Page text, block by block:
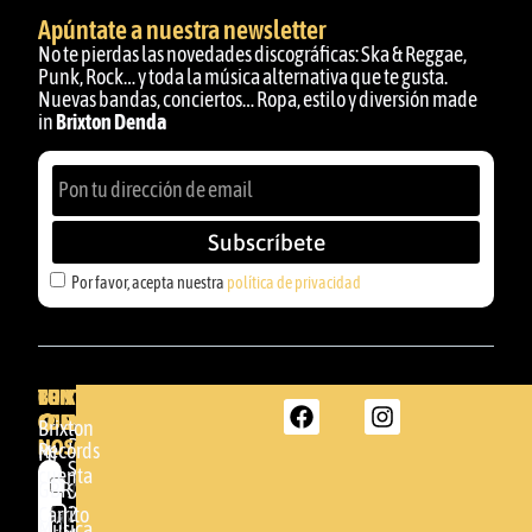
Apúntate a nuestra newsletter
No te pierdas las novedades discográficas: Ska & Reggae,
Punk, Rock… y toda la música alternativa que te gusta.
Nuevas bandas, conciertos… Ropa, estilo y diversión made
in Brixton Denda
Por favor, acepta nuestra política de privacidad
Subscríbete
BRIXTON
DENDA -
SHOP
Somera
24
BRIXTON
Brixton
Records
GBR
TU
CUENTA
Mi
cuenta
Carrito
CONTACTA
CON
NOSOTROS
Por
favor,